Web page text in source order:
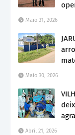
Maio 31, 2026
Maio 30, 2026
Abril 21, 2026